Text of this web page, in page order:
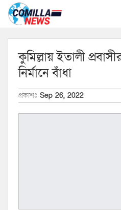
কুমিল্লায় ইতালী
নির্মানে বাঁধা
প্রকাশঃ Sep 26, 2022